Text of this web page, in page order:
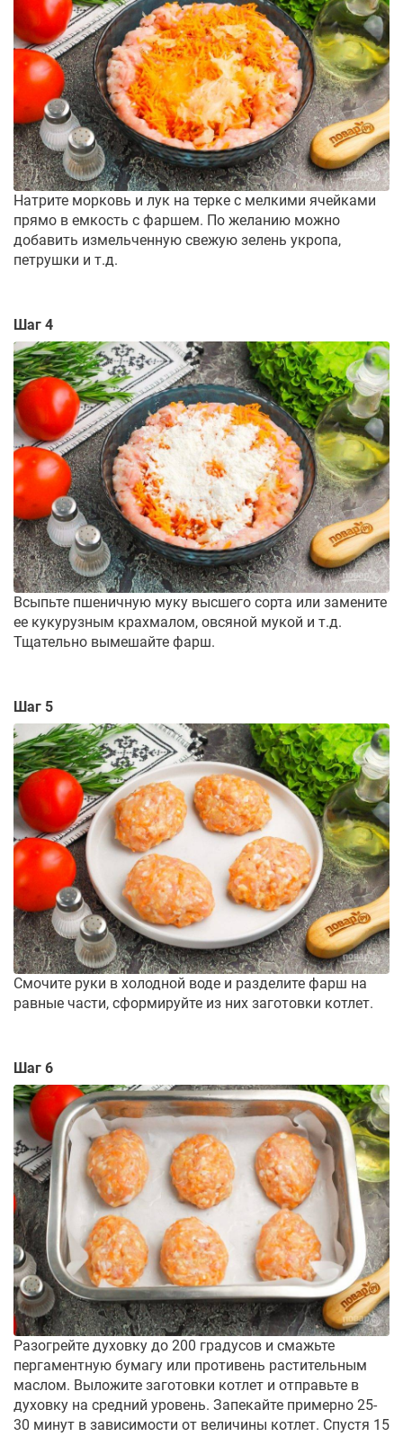
Натрите морковь и лук на терке с мелкими ячейками
прямо в емкость с фаршем. По желанию можно
добавить измельченную свежую зелень укропа,
петрушки и т.д.
Шаг 4
Всыпьте пшеничную муку высшего сорта или замените
ее кукурузным крахмалом, овсяной мукой и т.д.
Тщательно вымешайте фарш.
Шаг 5
Смочите руки в холодной воде и разделите фарш на
равные части, сформируйте из них заготовки котлет.
Шаг 6
Разогрейте духовку до 200 градусов и смажьте
пергаментную бумагу или противень растительным
маслом. Выложите заготовки котлет и отправьте в
духовку на средний уровень. Запекайте примерно 25-
30 минут в зависимости от величины котлет. Спустя 15